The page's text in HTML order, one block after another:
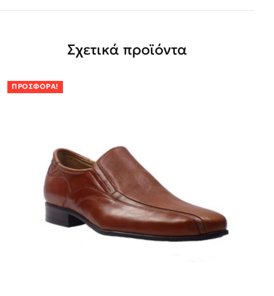
Σχετικά προϊόντα
ΠΡΟΣΦΟΡΆ!